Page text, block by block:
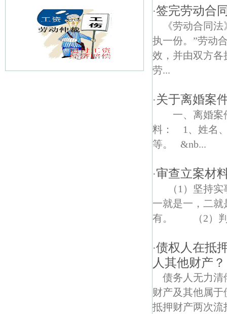
·签完劳动合
《劳动合同
执一份。”劳动
效，并由双方各
劳...
·关于离婚案
一、离婚案
料： 1、姓名、
等。 &nb...
·审查立案材
（1）坚持
一就是一，二
有。 （2）判
·债权人在抵
人其他财产？
债务人无力清
财产及其他属
抵押财产两次流